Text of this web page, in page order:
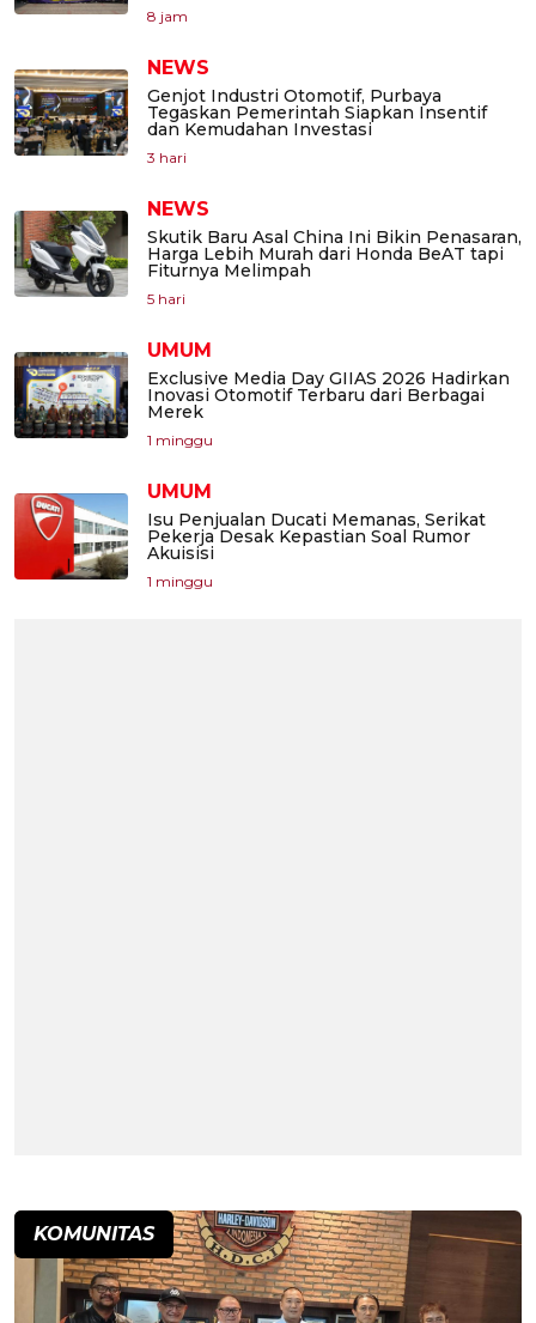
8 jam
NEWS
Genjot Industri Otomotif, Purbaya
Tegaskan Pemerintah Siapkan Insentif
dan Kemudahan Investasi
3 hari
NEWS
Skutik Baru Asal China Ini Bikin Penasaran,
Harga Lebih Murah dari Honda BeAT tapi
Fiturnya Melimpah
5 hari
UMUM
Exclusive Media Day GIIAS 2026 Hadirkan
Inovasi Otomotif Terbaru dari Berbagai
Merek
1 minggu
UMUM
Isu Penjualan Ducati Memanas, Serikat
Pekerja Desak Kepastian Soal Rumor
Akuisisi
1 minggu
KOMUNITAS